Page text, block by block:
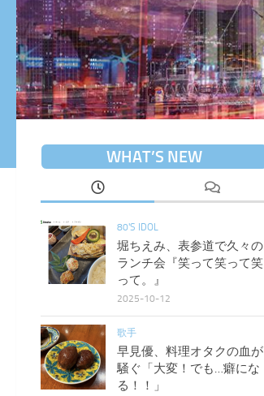
WHAT’S NEW
80'S IDOL
堀ちえみ、表参道で久々の
ランチ会『笑って笑って笑
って。』
2025-10-12
歌手
早見優、料理オタクの血が
騒ぐ「大変！でも…癖にな
る！！」